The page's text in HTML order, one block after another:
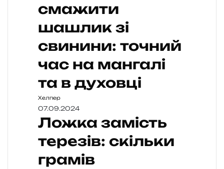
смажити
шашлик зі
свинини: точний
час на мангалі
та в духовці
Хелпер
07.09.2024
Ложка замість
терезів: скільки
грамів